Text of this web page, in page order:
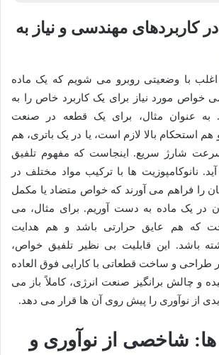
کاربردهای مهندسی و نیاز به
با وضعیتی روبرو می شویم که یک ماده
خواص مورد نیاز برای یک کاربرد خاص را به
به عنوان مثال، برای یک قطعه در صنعت
استحکام بالا لازم است، یا در یک باتری، هم
شارژ سریع. اینجاست که مفهوم تلفیق
نانوکامپوزیت ها با ترکیب مواد مختلف در
را فراهم می آورند که خواص متضاد یا مکمل
در یک ماده به دست آوریم. برای مثال، می
که هم عایق حرارتی باشد و هم هدایت
باشد. این قابلیت بی نظیر تلفیق خواص،
و ساخت قطعاتی با کارایی فوق العاده
و چالش برانگیز صنعت انرژی، کاملاً باز می
از نوآوری را پیش روی آن ها قرار می دهد.
ها: شاخصی از نوآوری و